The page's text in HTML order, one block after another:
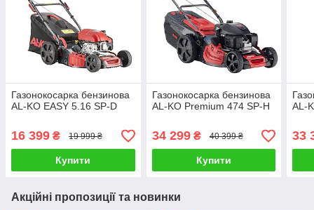
Газонокосарка бензинова
AL-KO EASY 5.16 SP-D
16 399 ₴ 19 999 ₴
Купити
Газонокосарка бензинова
AL-KO Premium 474 SP-H
34 299₴ 40 399 ₴
Купити
AL-
33
Акційні пропозиції та новинки